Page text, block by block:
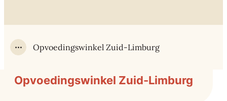
Toon alle broodkruimel items
Opvoedingswinkel Zuid-Limburg
Opvoedingswinkel Zuid-Limburg